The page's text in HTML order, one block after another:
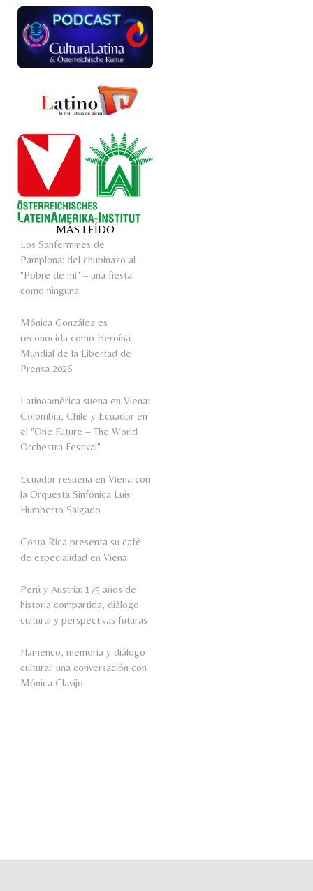
MÁS LEÍDO
Los Sanfermines de
Pamplona: del chupinazo al
"Pobre de mí" – una fiesta
como ninguna
Mónica González es
reconocida como Heroína
Mundial de la Libertad de
Prensa 2026
Latinoamérica suena en Viena:
Colombia, Chile y Ecuador en
el "One Future – The World
Orchestra Festival"
Ecuador resuena en Viena con
la Orquesta Sinfónica Luis
Humberto Salgado
Costa Rica presenta su café
de especialidad en Viena
Perú y Austria: 175 años de
historia compartida, diálogo
cultural y perspectivas futuras
Flamenco, memoria y diálogo
cultural: una conversación con
Mónica Clavijo